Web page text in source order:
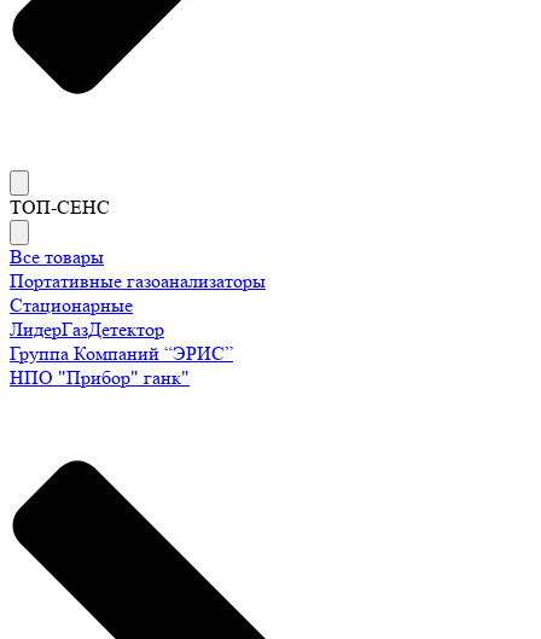
ТОП-СЕНС
Все товары
Портативные газоанализаторы
Стационарные
ЛидерГазДетектор
Группа Компаний “ЭРИС”
НПО "Прибор" ганк"